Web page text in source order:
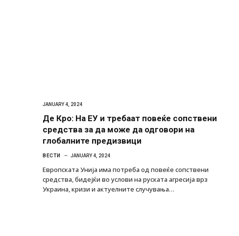
JANUARY 4, 2024
Де Кро: На ЕУ и требаат повеќе сопствени
средства за да може да одговори на
глобалните предизвици
ВЕСТИ JANUARY 4, 2024
Европската Унија има потреба од повеќе сопствени
средства, бидејќи во услови на руската агресија врз
Украина, кризи и актуелните случувања…